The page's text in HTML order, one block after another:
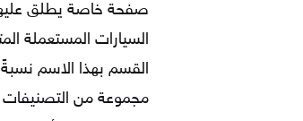
صفحة خاصة يطلق
السيارات المستعملة
القسم بهذا الاسم
مجموعة من التصنيفات